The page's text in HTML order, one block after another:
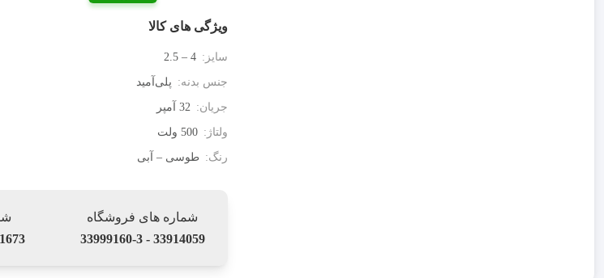
ویژگی های کالا
سایز: 4 – 2.5
جنس بدنه: پلی‌آمید
جریان: 32 آمپر
ولتاژ: 500 ولت
رنگ: طوسی – آبی
شماره های فروشگاه
33914059 - 33999160-3